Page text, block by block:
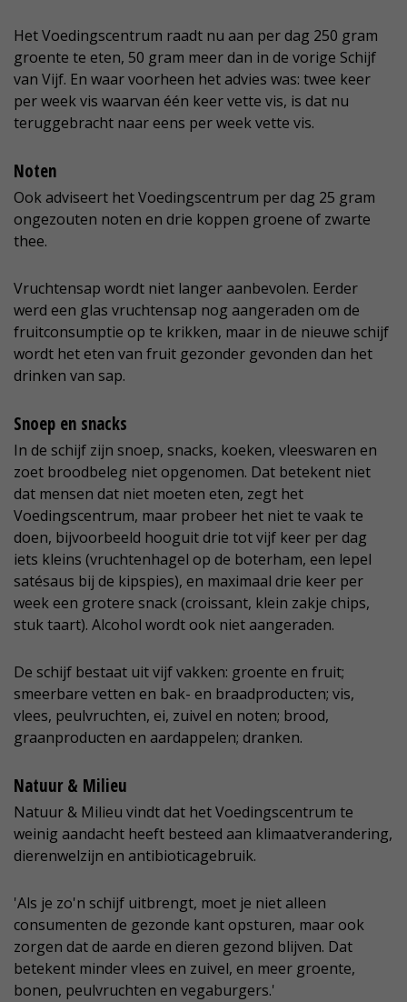
Het Voedingscentrum raadt nu aan per dag 250 gram
groente te eten, 50 gram meer dan in de vorige Schijf
van Vijf. En waar voorheen het advies was: twee keer
per week vis waarvan één keer vette vis, is dat nu
teruggebracht naar eens per week vette vis.
Noten
Ook adviseert het Voedingscentrum per dag 25 gram
ongezouten noten en drie koppen groene of zwarte
thee.
Vruchtensap wordt niet langer aanbevolen. Eerder
werd een glas vruchtensap nog aangeraden om de
fruitconsumptie op te krikken, maar in de nieuwe schijf
wordt het eten van fruit gezonder gevonden dan het
drinken van sap.
Snoep en snacks
In de schijf zijn snoep, snacks, koeken, vleeswaren en
zoet broodbeleg niet opgenomen. Dat betekent niet
dat mensen dat niet moeten eten, zegt het
Voedingscentrum, maar probeer het niet te vaak te
doen, bijvoorbeeld hooguit drie tot vijf keer per dag
iets kleins (vruchtenhagel op de boterham, een lepel
satésaus bij de kipspies), en maximaal drie keer per
week een grotere snack (croissant, klein zakje chips,
stuk taart). Alcohol wordt ook niet aangeraden.
De schijf bestaat uit vijf vakken: groente en fruit;
smeerbare vetten en bak- en braadproducten; vis,
vlees, peulvruchten, ei, zuivel en noten; brood,
graanproducten en aardappelen; dranken.
Natuur & Milieu
Natuur & Milieu vindt dat het Voedingscentrum te
weinig aandacht heeft besteed aan klimaatverandering,
dierenwelzijn en antibioticagebruik.
'Als je zo'n schijf uitbrengt, moet je niet alleen
consumenten de gezonde kant opsturen, maar ook
zorgen dat de aarde en dieren gezond blijven. Dat
betekent minder vlees en zuivel, en meer groente,
bonen, peulvruchten en vegaburgers.'